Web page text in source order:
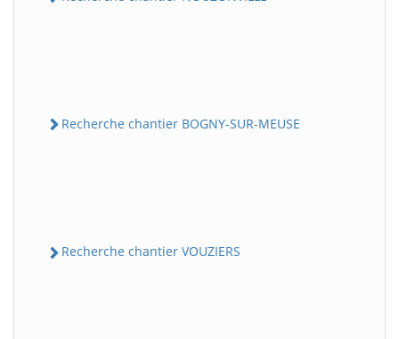
Recherche chantier BOGNY-SUR-MEUSE
Recherche chantier VOUZIERS